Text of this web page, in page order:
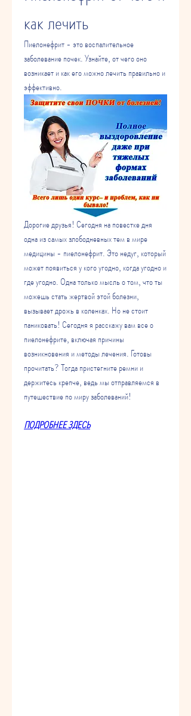
как лечить
Пиелонефрит - это воспалительное
заболевание почек. Узнайте, от чего оно
возникает и как его можно лечить правильно и
эффективно.
Дорогие друзья! Сегодня на повестке дня
одна из самых злободневных тем в мире
медицины - пиелонефрит. Это недуг, который
может появиться у кого угодно, когда угодно и
где угодно. Одна только мысль о том, что ты
можешь стать жертвой этой болезни,
вызывает дрожь в коленках. Но не стоит
паниковать! Сегодня я расскажу вам все о
пиелонефрите, включая причины
возникновения и методы лечения. Готовы
прочитать? Тогда пристегните ремни и
держитесь крепче, ведь мы отправляемся в
путешествие по миру заболеваний!
ПОДРОБНЕЕ ЗДЕСЬ